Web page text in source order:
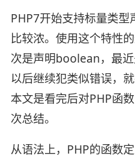
PHP7开始支持标量类
比较浓。使用这个特性
次是声明boolean，最
以后继续犯类似错误，
本文是看完后对PHP函
次总结。
从语法上，PHP的函数